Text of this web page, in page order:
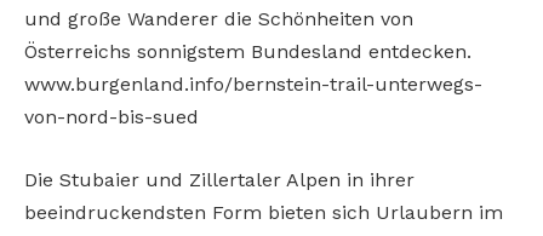
und große Wanderer die Schönheiten von
Österreichs sonnigstem Bundesland entdecken.
www.burgenland.info/bernstein-trail-unterwegs-
von-nord-bis-sued
Die Stubaier und Zillertaler Alpen in ihrer
beeindruckendsten Form bieten sich Urlaubern im